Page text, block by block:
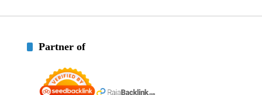
Partner of